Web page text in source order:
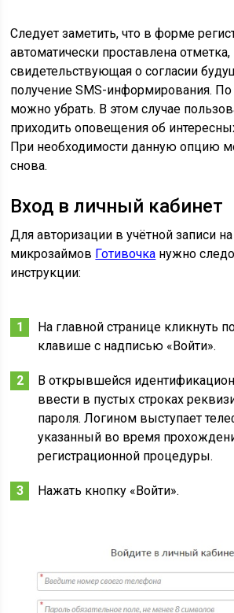
Следует заметить, что в форме
автоматически проставлена отметка,
свидетельствующая о согласии
получение SMS-информирования.
можно убрать. В этом случае
приходить оповещения об
При необходимости данную опцию
снова.
Вход в личный кабинет
Для авторизации в учётной записи
микрозаймов Готивочка нужно
инструкции:
На главной странице кликнуть
клавише с надписью «Войти».
В открывшейся
ввести в пустых строках
пароля. Логином выступает
указанный во время
регистрационной процедуры.
Нажать кнопку «Войти».